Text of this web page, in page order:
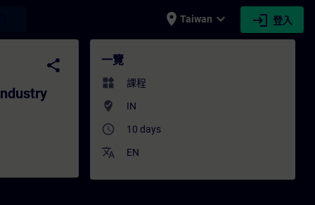
place Taiwan expand_more login 登入
培訓 - 培訓 - 專業發展 | SITRAIN
share
一覽
widgets 課程
where_to_vote IN
access_time 10 days
translate EN